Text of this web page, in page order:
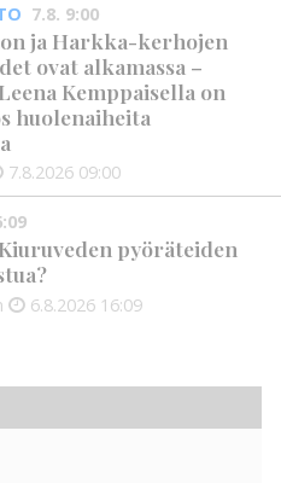
7.8. 9:00
ja Harkka-kerhojen
ovat alkamassa –
Kemppaisella on
huolenaiheita
7.8.2026 09:00
pyöräteiden
6.8.2026 16:09